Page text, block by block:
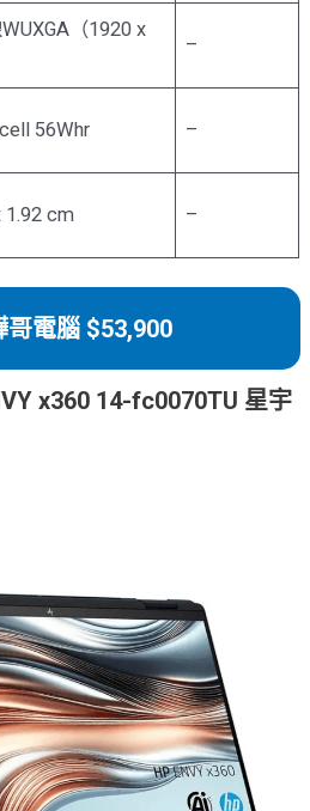
（1920 x
–
56Whr –
1.92 cm –
哥電腦 $53,900
x360 14-fc0070TU 星宇